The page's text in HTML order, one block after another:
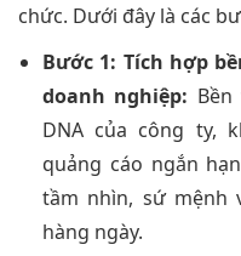
chức. Dưới đây là các
Bước 1: Tích hợp
doanh nghiệp:
DNA của công ty,
quảng cáo ngắn
tầm nhìn, sứ mệnh
hàng ngày.